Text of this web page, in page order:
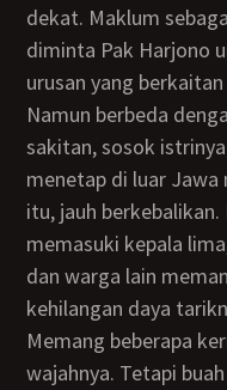
dekat. Maklum
diminta Pak Harjono
urusan yang
Namun berbeda dengan suaminya yang sering sakit-
sakitan, sosok
menetap di luar
itu, jauh
memasuki kepala
dan warga lain
kehilangan daya
Memang beberapa kerutan mulai nampak di
wajahnya. Tetapi